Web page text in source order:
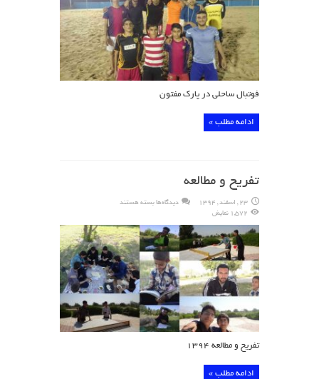
فوتبال ساحلی در پارک مفتون
ادامه مطلب »
تفریح و مطالعه
23 , اسفند , 1394 دیدگاه‌ها برای
مطالعه
بسته هستند
1,572 نمایش
تفریح و مطالعه ۱۳۹۴
ادامه مطلب »